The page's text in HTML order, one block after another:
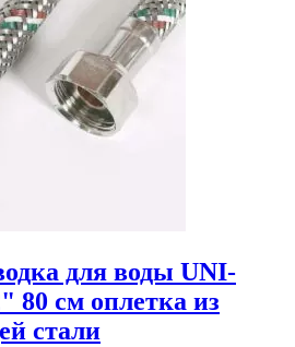
для воды UNI-
80 см оплетка из
стали